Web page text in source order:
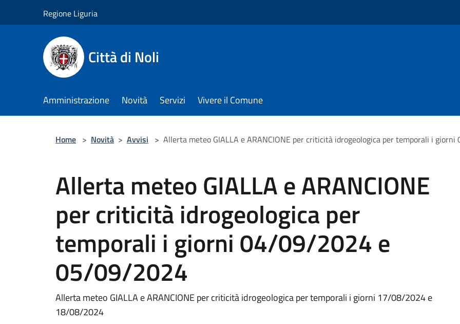
Regione Liguria
Città di Noli
Amministrazione Novità Servizi Vivere il Comune
Home > Novità > Avvisi > Allerta meteo GIALLA e ARANCIONE per criticità idrogeologica per temporali i
Allerta meteo GIALLA e ARANCIONE
per criticità idrogeologica per
temporali i giorni 04/09/2024 e
05/09/2024
Allerta meteo GIALLA e ARANCIONE per criticità idrogeologica per temporali i giorni 17/08/2024 e
18/08/2024